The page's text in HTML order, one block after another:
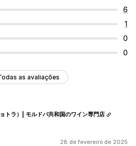
6
1
0
0
as avaliações
28 de fevereiro de 2025
トラ）| モルドバ共和国のワイン専門店